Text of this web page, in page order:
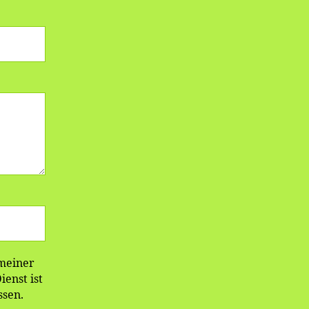
ist